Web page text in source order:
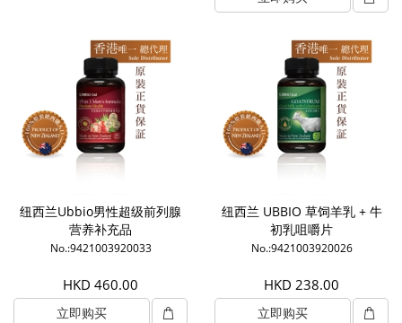
纽西兰Ubbio男性超级前列腺
营养补充品
No.:9421003920033
HKD 460.00
立即购买
纽西兰 UBBIO 草饲羊乳 + 牛
初乳咀嚼片
No.:9421003920026
HKD 238.00
立即购买